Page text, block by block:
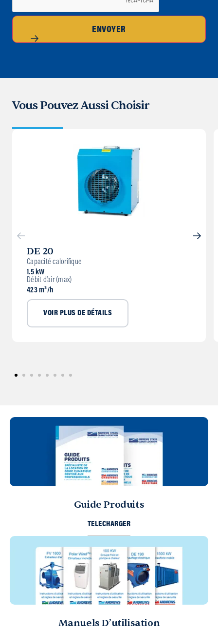
ENVOYER
Vous Pouvez Aussi Choisir
DE 20
Capacité calorifique
1.5 kW
Débit d’air (max)
423 m³/h
VOIR PLUS DE DÉTAILS
Guide Produits
TELECHARGER
Manuels D’utilisation